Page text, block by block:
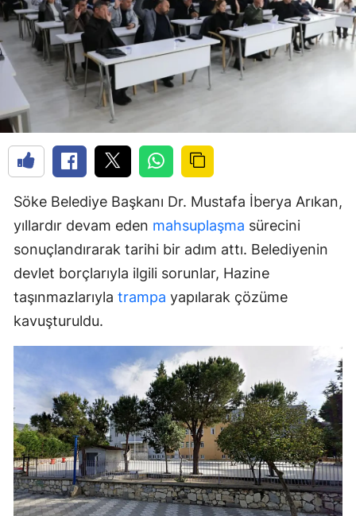
Söke Belediye Başkanı Dr. Mustafa İberya Arıkan,
yıllardır devam eden mahsuplaşma sürecini
sonuçlandırarak tarihi bir adım attı. Belediyenin
devlet borçlarıyla ilgili sorunlar, Hazine
taşınmazlarıyla trampa yapılarak çözüme
kavuşturuldu.